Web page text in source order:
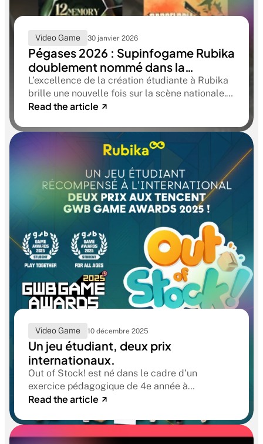
Video Game 30 janvier 2026
Pégases 2026 : Supinfogame Rubika
doublement nommé dans la
catégorie « Meilleur jeu étudiant »
L’excellence de la création étudiante à Rubika
brille une nouvelle fois sur la scène nationale.
Après le sacre de Myrmidon, lauréat des
année, ce n’est pas un, mais deux jeux de
l’école qui figurent parmi les trois finalistes
pour le prestigieux prix du Meilleur jeu étudiant
aux Pégases 2026 !
Read the article
Video Game 10 décembre 2025
Un jeu étudiant, deux prix
internationaux.
Out of Stock! est né dans le cadre d’un
exercice pédagogique de 4e année à
Supinfogame Rubika : concevoir un jeu original
conditions proches de la réalité
professionnelle. Mais l’histoire ne s’est pas
Read the article